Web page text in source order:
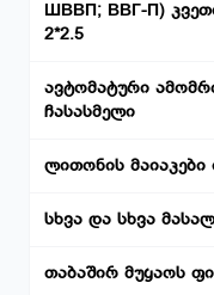
ШВВП; ВВГ-П)
2*2.5
ავტომატური
ჩასასმელი
ლითონის მაიაკები
სხვა და სხვა
თაბაშირ მუყაოს